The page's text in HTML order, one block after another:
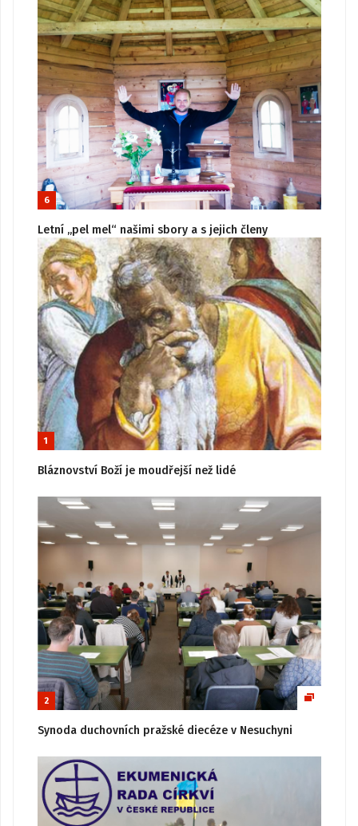
6
Letní „pel mel“ našimi sbory a s jejich členy
1
Bláznovství Boží je moudřejší než lidé
2
Synoda duchovních pražské diecéze v Nesuchyni